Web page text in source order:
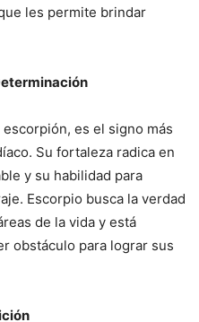
les permite brindar
es el signo más
Su fortaleza radica en
y su habilidad para
Escorpio busca la verdad
de la vida y está
obstáculo para lograr sus